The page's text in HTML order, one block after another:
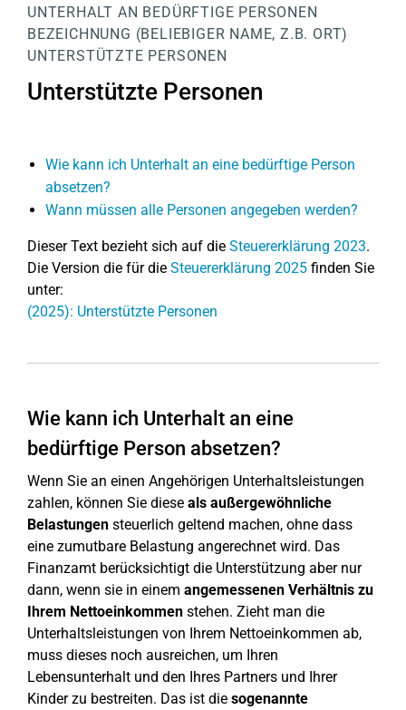
UNTERHALT AN BEDÜRFTIGE PERSONEN
BEZEICHNUNG (BELIEBIGER NAME, Z.B. ORT)
UNTERSTÜTZTE PERSONEN
Unterstützte Personen
Wie kann ich Unterhalt an eine bedürftige Person
absetzen?
Wann müssen alle Personen angegeben werden?
Dieser Text bezieht sich auf die Steuererklärung 2023.
Die Version die für die Steuererklärung 2025 finden Sie
unter:
(2025): Unterstützte Personen
Wie kann ich Unterhalt an eine
bedürftige Person absetzen?
Wenn Sie an einen Angehörigen Unterhaltsleistungen
zahlen, können Sie diese als außergewöhnliche
Belastungen steuerlich geltend machen, ohne dass
eine zumutbare Belastung angerechnet wird. Das
Finanzamt berücksichtigt die Unterstützung aber nur
dann, wenn sie in einem angemessenen Verhältnis zu
Ihrem Nettoeinkommen stehen. Zieht man die
Unterhaltsleistungen von Ihrem Nettoeinkommen ab,
muss dieses noch ausreichen, um Ihren
Lebensunterhalt und den Ihres Partners und Ihrer
Kinder zu bestreiten. Das ist die sogenannte